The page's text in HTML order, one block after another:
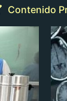
Contenido